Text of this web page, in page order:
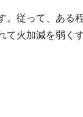
。従って、ある
火加減を弱く